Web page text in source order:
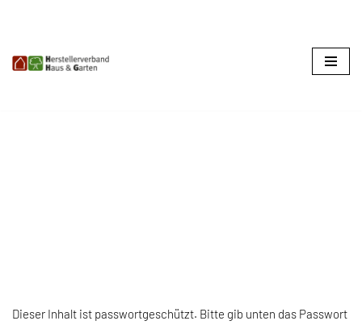
Inhalt
Dieser Inhalt ist passwortgeschützt. Bitte gib unten das Passwort